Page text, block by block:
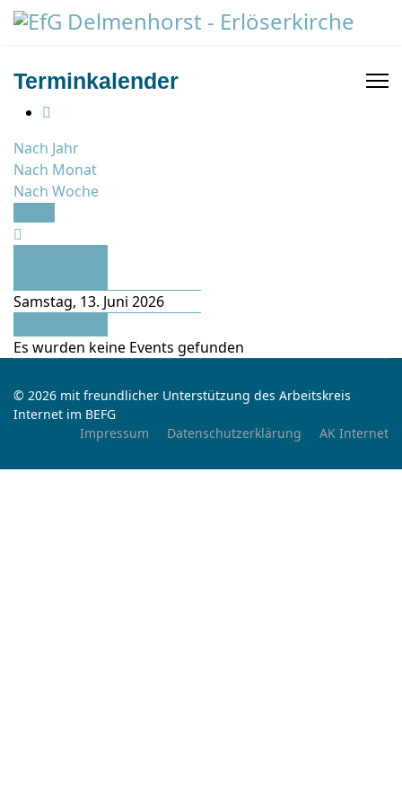
Terminkalender
Nach Jahr
Nach Monat
Nach Woche
Samstag, 13. Juni 2026
Es wurden keine Events gefunden
© 2026 mit freundlicher Unterstützung des Arbeitskreis
Internet im BEFG
Impressum
Datenschutzerklärung AK Internet